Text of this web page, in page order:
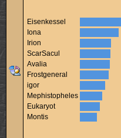
Eisenkessel
Iona
Irion
ScarSacul
Avalia
Frostgeneral
igor
Mephistopheles
Eukaryot
Montis